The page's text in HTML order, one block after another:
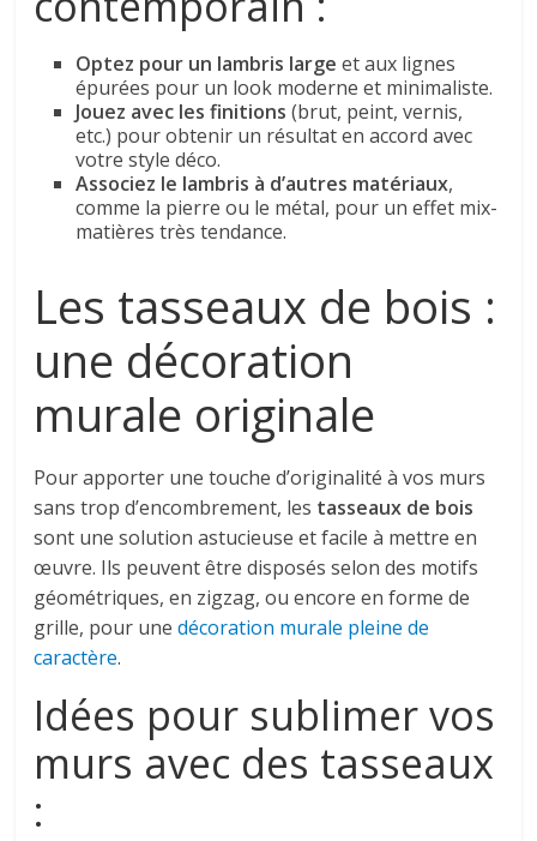
Optez pour un lambris large et aux lignes
épurées pour un look moderne et minimaliste.
Jouez avec les finitions (brut, peint, vernis,
etc.) pour obtenir un résultat en accord avec
votre style déco.
Associez le lambris à d’autres matériaux,
comme la pierre ou le métal, pour un effet mix-
matières très tendance.
Les tasseaux de bois :
une décoration
murale originale
Pour apporter une touche d’originalité à vos murs
sans trop d’encombrement, les tasseaux de bois
sont une solution astucieuse et facile à mettre en
œuvre. Ils peuvent être disposés selon des motifs
géométriques, en zigzag, ou encore en forme de
grille, pour une décoration murale pleine de
caractère.
Idées pour sublimer vos
murs avec des tasseaux
: